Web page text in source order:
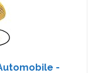
-